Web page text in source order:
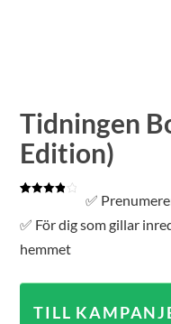
Tidningen
Edition)
baserat
kundrecension
✅
✅ För dig som gillar
hemmet
TILL